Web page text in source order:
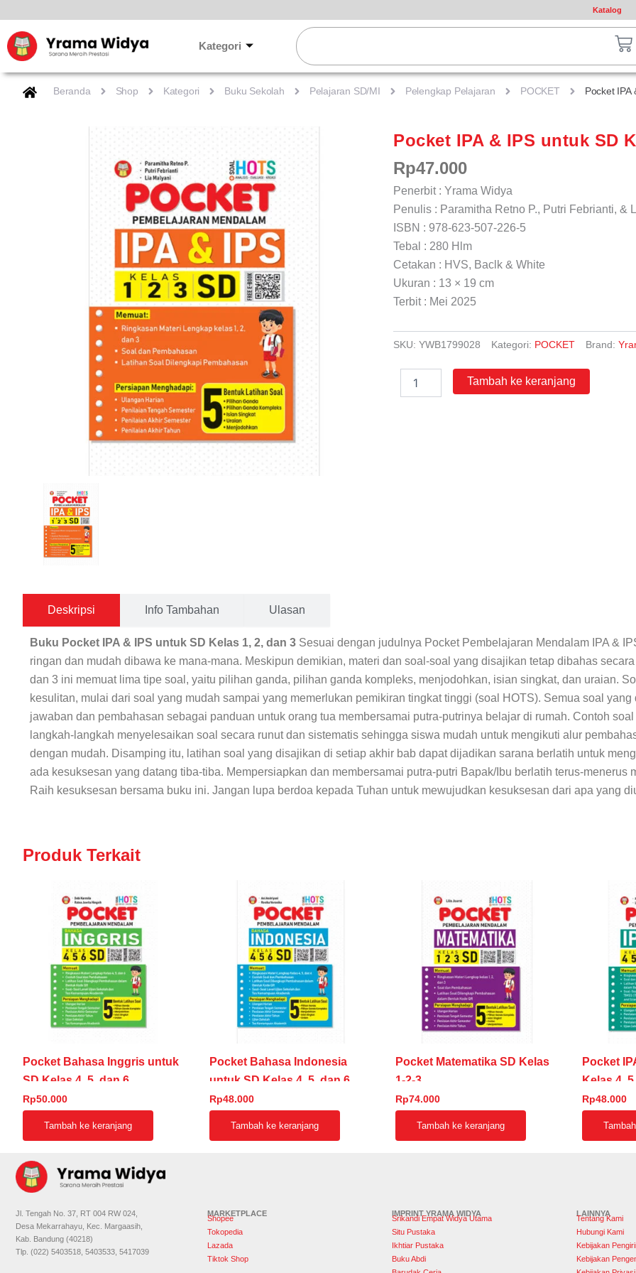
konten
Katalog
Kategori
Search
Beranda Shop Kategori Buku Sekolah Pelajaran SD/MI Pelengkap Pelajaran POCKET Pocket IPA
Pocket IPA & IPS untuk SD
Rp47.000
Penerbit : Yrama Widya
Penulis : Paramitha Retno P., Putri Febrianti, &
ISBN : 978-623-507-226-5
Tebal : 280 Hlm
Cetakan : HVS, Baclk & White
Ukuran : 13 × 19 cm
Terbit : Mei 2025
SKU: YWB1799028 Kategori: POCKET Brand:
Pocket
Tambah ke keranjang
Deskripsi Info Tambahan Ulasan
Buku Pocket IPA & IPS untuk SD Kelas 1, 2, dan 3 Sesuai dengan judulnya Pocket Pembelajaran Mendalam IPA &
ringan dan mudah dibawa ke mana-mana. Meskipun demikian, materi dan soal-soal yang disajikan tetap dibahas
dan 3 ini memuat lima tipe soal, yaitu pilihan ganda, pilihan ganda kompleks, menjodohkan, isian singkat, dan uraian.
kesulitan, mulai dari soal yang mudah sampai yang memerlukan pemikiran tingkat tinggi (soal HOTS). Semua soal
jawaban dan pembahasan sebagai panduan untuk orang tua membersamai putra-putrinya belajar di rumah. Contoh
langkah-langkah menyelesaikan soal secara runut dan sistematis sehingga siswa mudah untuk mengikuti alur
dengan mudah. Disamping itu, latihan soal yang disajikan di setiap akhir bab dapat dijadikan sarana berlatih untuk
ada kesuksesan yang datang tiba-tiba. Mempersiapkan dan membersamai putra-putri Bapak/Ibu berlatih terus-menerus
Raih kesuksesan bersama buku ini. Jangan lupa berdoa kepada Tuhan untuk mewujudkan kesuksesan dari apa yang
Produk Terkait
Pocket Bahasa Inggris untuk
SD Kelas 4, 5, dan 6
Rp50.000
Tambah ke keranjang
Pocket Bahasa Indonesia
untuk SD Kelas 4, 5, dan 6
Rp48.000
Tambah ke keranjang
Pocket Matematika SD Kelas
1-2-3
Rp74.000
Tambah ke keranjang
Pocket
Kelas 4,
Rp48.000
Jl. Tengah No. 37, RT 004 RW 024,
Desa Mekarrahayu, Kec. Margaasih,
Kab. Bandung (40218)
Tlp. (022) 5403518, 5403533, 5417039
MARKETPLACE
Shopee
Tokopedia
Lazada
Tiktok Shop
IMPRINT YRAMA WIDYA
Srikandi Empat Widya Utama
Situ Pustaka
Ikhtiar Pustaka
Buku Abdi
LAINNYA
Tentang Kami
Hubungi Kami
Kebijakan
Kebijakan